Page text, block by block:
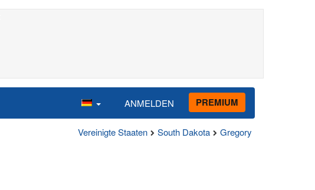
ANMELDEN PREMIUM
Vereinigte Staaten South Dakota Gregory